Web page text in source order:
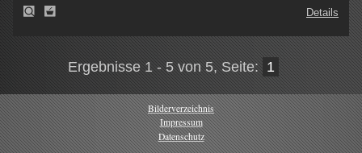
Details
Ergebnisse 1 - 5 von 5, Seite: 1
Bilderverzeichnis
Impressum
Datenschutz